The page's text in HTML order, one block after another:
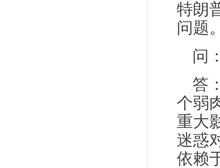
特朗
问题
问
答
个弱
重大
迷惑
依赖